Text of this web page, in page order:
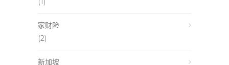
家财险
(2)
新加坡